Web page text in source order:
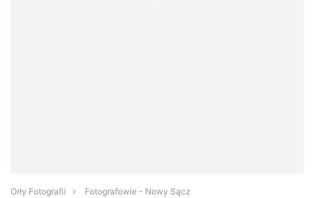
Orły Fotografii
Fotografowie - Nowy Sącz